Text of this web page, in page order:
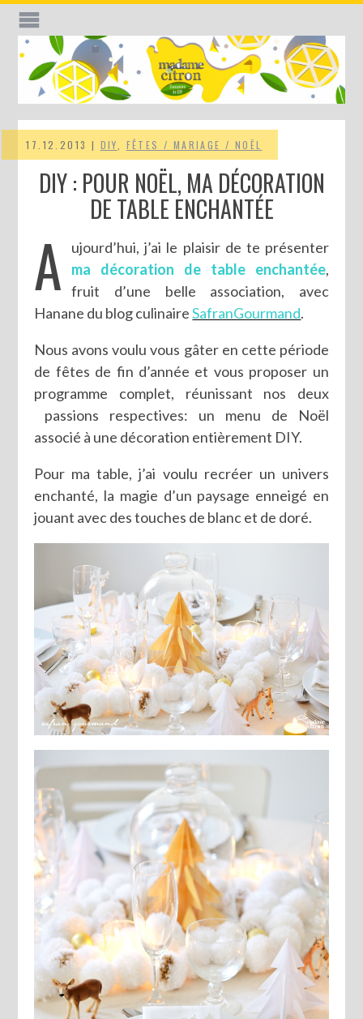
17.12.2013 | DIY FÊTES / MARIAGE / NOËL
DIY : POUR NOËL, MA DÉCORATION
DE TABLE ENCHANTÉE
A
ujourd’hui, j’ai le plaisir de te présenter
ma décoration de table enchantée,
fruit d’une belle association, avec
Hanane du blog culinaireSafranGourmand.
Nous avons voulu vous gâter en cette période
de fêtes de fin d’année et vous proposer un
programme complet, réunissant nos deux
passions respectives: un menu de Noël
associé à une décoration entièrement DIY.
Pour ma table, j’ai voulu recréer un univers
enchanté, la magie d’un paysage enneigé en
jouant avec des touches de blanc et de doré.